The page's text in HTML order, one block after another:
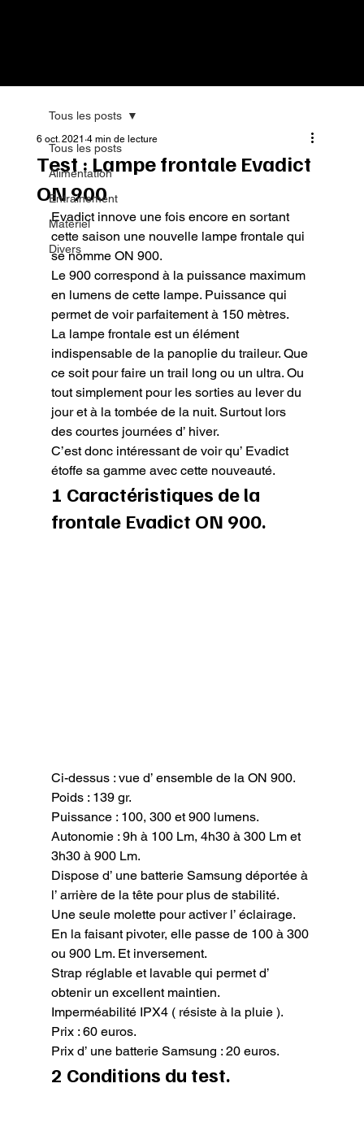
Tous les posts
Alimentation
Entrainement
Matériel
Divers
Tous les posts
Test : Lampe frontale Evadict
ON 900
6 oct. 2021 4 min de lecture
Evadict innove une fois encore en sortant
cette saison une nouvelle lampe frontale qui
se nomme ON 900.
Le 900 correspond à la puissance maximum
en lumens de cette lampe. Puissance qui
permet de voir parfaitement à 150 mètres.
La lampe frontale est un élément
indispensable de la panoplie du traileur. Que
ce soit pour faire un trail long ou un ultra. Ou
tout simplement pour les sorties au lever du
jour et à la tombée de la nuit. Surtout lors
des courtes journées d’ hiver.
C’est donc intéressant de voir qu’ Evadict
étoffe sa gamme avec cette nouveauté.
1 Caractéristiques de la
frontale Evadict ON 900.
Ci-dessus : vue d’ ensemble de la ON 900.
Poids : 139 gr.
Puissance : 100, 300 et 900 lumens.
Autonomie : 9h à 100 Lm, 4h30 à 300 Lm et
3h30 à 900 Lm.
Dispose d’ une batterie Samsung déportée à
l’ arrière de la tête pour plus de stabilité.
Une seule molette pour activer l’ éclairage.
En la faisant pivoter, elle passe de 100 à 300
ou 900 Lm. Et inversement.
Strap réglable et lavable qui permet d’
obtenir un excellent maintien.
Imperméabilité IPX4 ( résiste à la pluie ).
Prix : 60 euros.
Prix d’ une batterie Samsung : 20 euros.
2 Conditions du test.